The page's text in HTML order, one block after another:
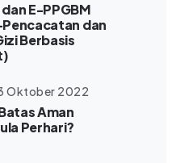
E-PPGBM
dan
Berbasis
Oktober 2022
Aman
Perhari?